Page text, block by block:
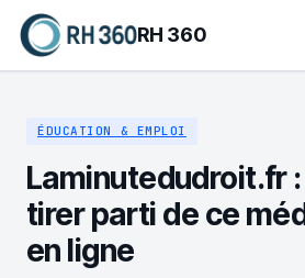
RH 360
ÉDUCATION & EMPLOI
Laminutedudroit.fr
tirer parti de ce
en ligne